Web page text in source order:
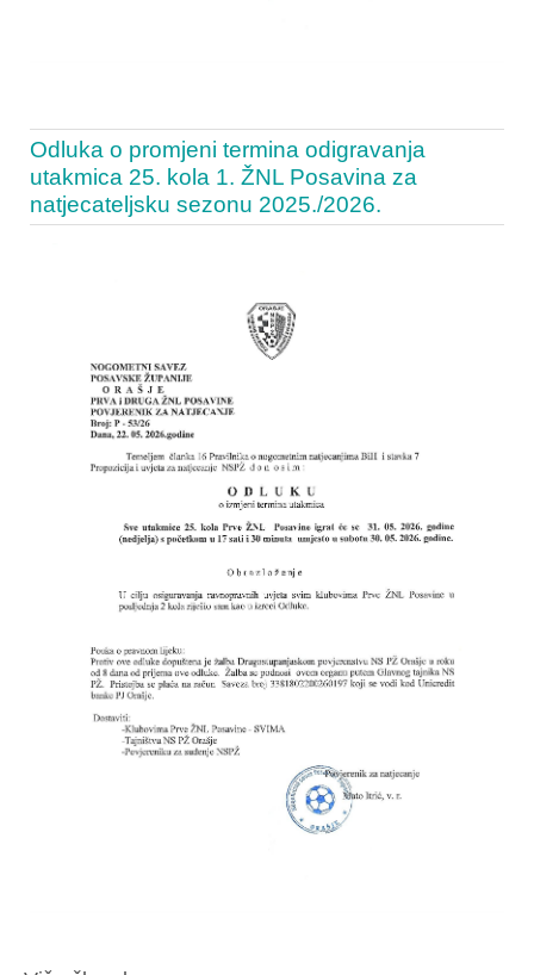
Odluka o promjeni termina odigravanja
utakmica 25. kola 1. ŽNL Posavina za
natjecateljsku sezonu 2025./2026.